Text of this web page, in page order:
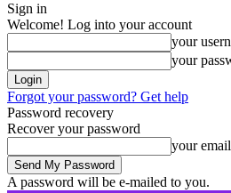
Sign in
Welcome! Log into your account
your
your
Forgot your password? Get help
Password recovery
Recover your password
your email
A password will be e-mailed to you.